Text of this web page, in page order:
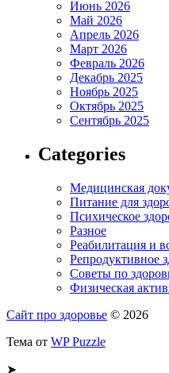
Июнь 2026
Май 2026
Апрель 2026
Март 2026
Февраль 2026
Декабрь 2025
Ноябрь 2025
Октябрь 2025
Сентябрь 2025
Categories
Медицинская
Питание для
Психическое
Разное
Реабилитация и
Репродуктивное
Советы по
Физическая
Сайт про здоровье © 2026
Тема от WP Puzzle
➤